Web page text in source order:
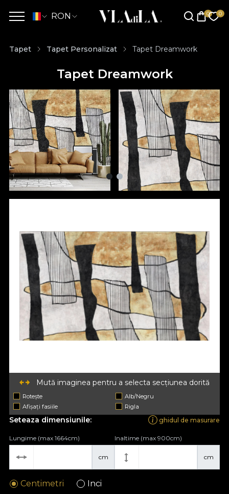
RON
Tapet Tapet Personalizat Tapet Dreamwork
Tapet Dreamwork
Mută imaginea pentru a selecta secțiunea dorită
Rotește
Alb/Negru
Afișați fasiile
Rigla
Seteaza dimensiunile: ghidul de masurare
cm
Lungime (max 1664cm)
cm
Inaltime (max 900cm)
Centimetri Inci